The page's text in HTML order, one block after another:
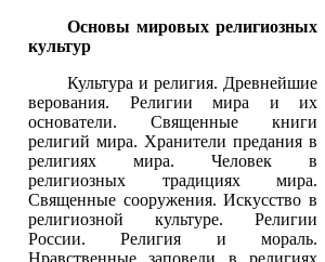
Основы мировых религиозных
культур
Культура и религия. Древнейшие
верования. Религии мира и их
основатели. Священные книги
религий мира. Хранители предания в
религиях мира. Человек в
религиозных традициях мира.
Священные сооружения. Искусство в
религиозной культуре. Религии
России. Религия и мораль.
Нравственные заповеди в религиях